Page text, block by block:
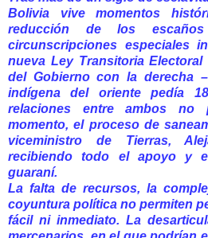
Bolivia vive momentos
reducción de los
circunscripciones especiales
nueva Ley Transitoria
del Gobierno con la derecha
indígena del oriente pedía
relaciones entre ambos
momento, el proceso de
viceministro de Tierras,
recibiendo todo el apoyo y
guaraní.
La falta de recursos, la
coyuntura política no permiten
fácil ni inmediato. La